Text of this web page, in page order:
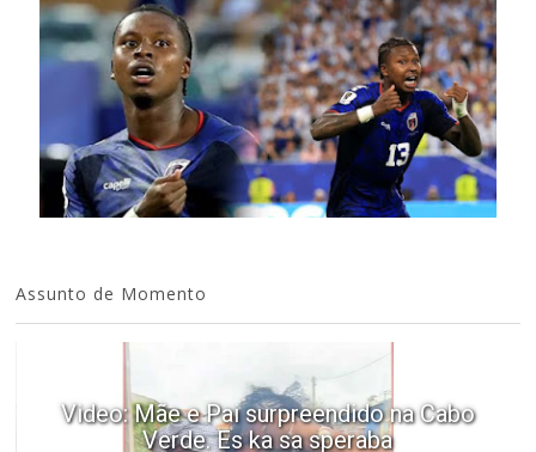
Assunto de Momento
Video: Mãe e Pai surpreendido na Cabo
Verde. Es ka sa speraba